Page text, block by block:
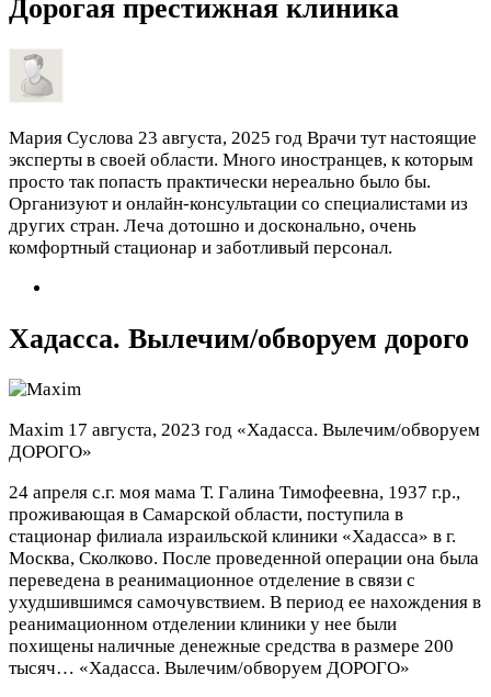
Дорогая престижная клиника
Мария Суслова 23 августа, 2025 год Врачи тут настоящие
эксперты в своей области. Много иностранцев, к которым
просто так попасть практически нереально было бы.
Организуют и онлайн-консультации со специалистами из
других стран. Леча дотошно и досконально, очень
комфортный стационар и заботливый персонал.
Хадасса. Вылечим/обворуем дорого
Maxim 17 августа, 2023 год «Хадасса. Вылечим/обворуем
ДОРОГО»
24 апреля с.г. моя мама Т. Галина Тимофеевна, 1937 г.р.,
проживающая в Самарской области, поступила в
стационар филиала израильской клиники «Хадасса» в г.
Москва, Сколково. После проведенной операции она была
переведена в реанимационное отделение в связи с
ухудшившимся самочувствием. В период ее нахождения в
реанимационном отделении клиники у нее были
похищены наличные денежные средства в размере 200
тысяч… «Хадасса. Вылечим/обворуем ДОРОГО»